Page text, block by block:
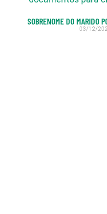
SOBRENOME DO MARIDO
03/12/